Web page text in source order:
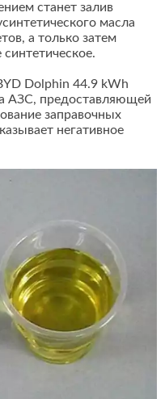
станет залив
масла
а только затем
Dolphin 44.9 kWh
АЗС, предоставляющей
заправочных
негативное